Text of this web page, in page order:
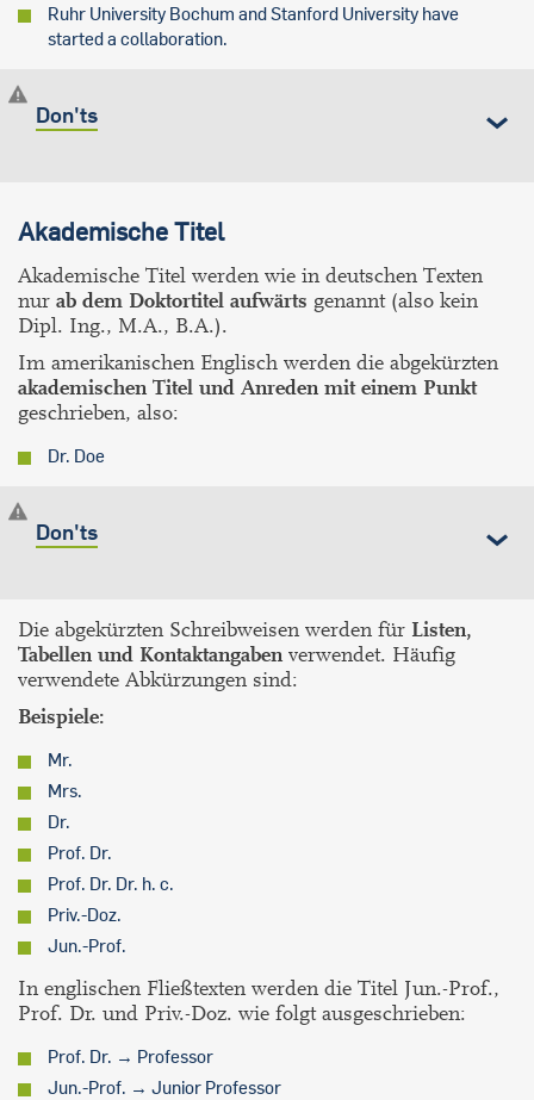
Ruhr University Bochum and Stanford University have
started a collaboration.
Don'ts
Akademische Titel
Akademische Titel werden wie in deutschen Texten
nur ab dem Doktortitel aufwärts genannt (also kein
Dipl. Ing., M.A., B.A.).
Im amerikanischen Englisch werden die abgekürzten
akademischen Titel und Anreden mit einem Punkt
geschrieben, also:
Dr. Doe
Don'ts
Die abgekürzten Schreibweisen werden für Listen,
Tabellen und Kontaktangaben verwendet. Häufig
verwendete Abkürzungen sind:
Beispiele:
Mr.
Mrs.
Dr.
Prof. Dr.
Prof. Dr. Dr. h. c.
Priv.-Doz.
Jun.-Prof.
In englischen Fließtexten werden die Titel Jun.-Prof.,
Prof. Dr. und Priv.-Doz. wie folgt ausgeschrieben:
Prof. Dr. → Professor
Jun.-Prof. → Junior Professor